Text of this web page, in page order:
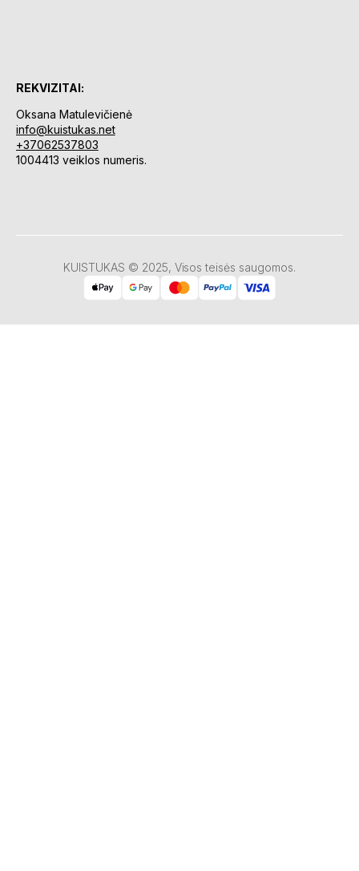
REKVIZITAI:
Oksana Matulevičienė
info@kuistukas.net
+37062537803
1004413 veiklos numeris.
KUISTUKAS © 2025, Visos teisės saugomos.